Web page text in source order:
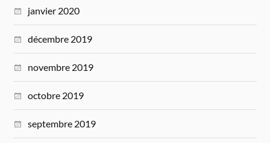
janvier 2020
décembre 2019
novembre 2019
octobre 2019
septembre 2019